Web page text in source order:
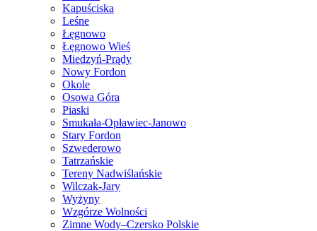
Kapuściska
Leśne
Łęgnowo
Łęgnowo Wieś
Miedzyń-Prądy
Nowy Fordon
Okole
Osowa Góra
Piaski
Smukała-Opławiec-Janowo
Stary Fordon
Szwederowo
Tatrzańskie
Tereny Nadwiślańskie
Wilczak-Jary
Wyżyny
Wzgórze Wolności
Zimne Wody–Czersko Polskie